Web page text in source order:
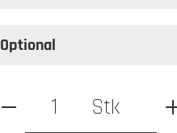
Optional
Produkt Anzahl: Gib
Stk